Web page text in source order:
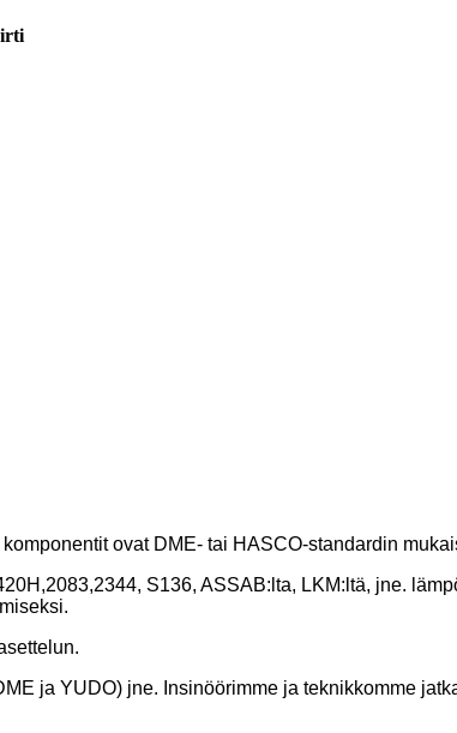
irti
ovat DME- tai HASCO-standardin
S136, ASSAB:lta, LKM:ltä, jne.
ja YUDO) jne. Insinöörimme ja teknikkomme